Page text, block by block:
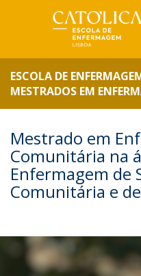
ESCOLA DE
MESTRADOS EM
Mestrado em
Comunitária na
Enfermagem de
Comunitária e